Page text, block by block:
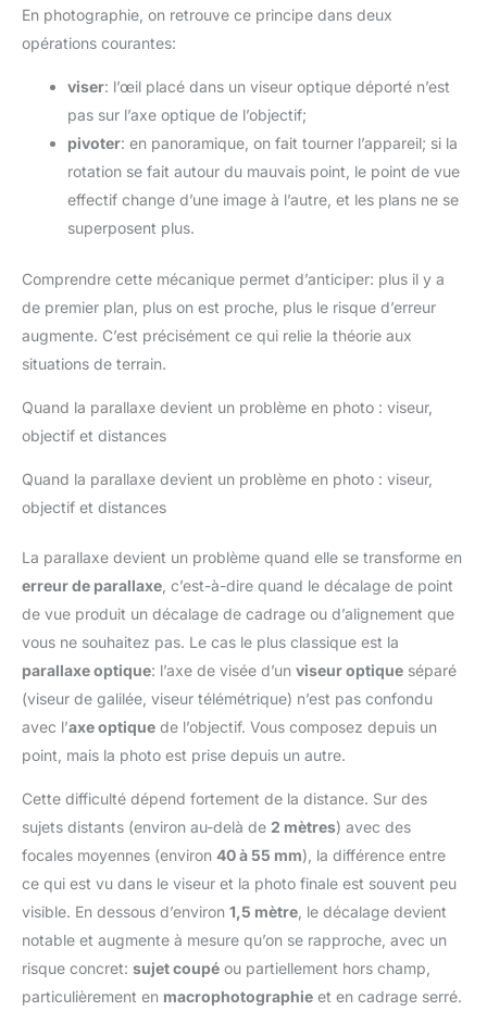
En photographie, on retrouve ce principe dans deux
opérations courantes:
viser: l’œil placé dans un viseur optique déporté n’est
pas sur l’axe optique de l’objectif;
pivoter: en panoramique, on fait tourner l’appareil; si la
rotation se fait autour du mauvais point, le point de vue
effectif change d’une image à l’autre, et les plans ne se
superposent plus.
Comprendre cette mécanique permet d’anticiper: plus il y a
de premier plan, plus on est proche, plus le risque d’erreur
augmente. C’est précisément ce qui relie la théorie aux
situations de terrain.
Quand la parallaxe devient un problème en photo : viseur,
objectif et distances
Quand la parallaxe devient un problème en photo : viseur,
objectif et distances
La parallaxe devient un problème quand elle se transforme en
erreur de parallaxe , c’est-à-dire quand le décalage de point
de vue produit un décalage de cadrage ou d’alignement que
vous ne souhaitez pas. Le cas le plus classique est la
parallaxe optique: l’axe de visée d’un viseur optique séparé
(viseur de galilée, viseur télémétrique) n’est pas confondu
avec l’axe optique de l’objectif. Vous composez depuis un
point, mais la photo est prise depuis un autre.
Cette difficulté dépend fortement de la distance. Sur des
sujets distants (environ au-delà de 2 mètres) avec des
focales moyennes (environ 40 à 55 mm), la différence entre
ce qui est vu dans le viseur et la photo finale est souvent peu
visible. En dessous d’environ 1,5 mètre , le décalage devient
notable et augmente à mesure qu’on se rapproche, avec un
risque concret: sujet coupé ou partiellement hors champ,
particulièrement en macrophotographie et en cadrage serré.